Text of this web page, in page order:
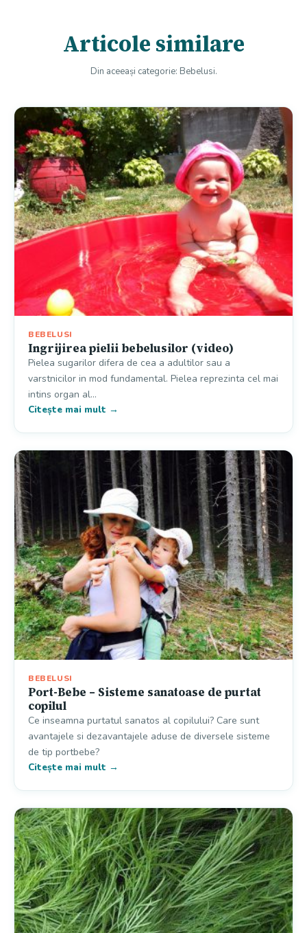
Articole similare
Din aceeași categorie: Bebelusi.
BEBELUSI
Ingrijirea pielii bebelusilor (video)
Pielea sugarilor difera de cea a adultilor sau a
varstnicilor in mod fundamental. Pielea reprezinta cel mai
intins organ al…
Citește mai mult →
BEBELUSI
Port-Bebe – Sisteme sanatoase de purtat
copilul
Ce inseamna purtatul sanatos al copilului? Care sunt
avantajele si dezavantajele aduse de diversele sisteme
de tip portbebe?
Citește mai mult →